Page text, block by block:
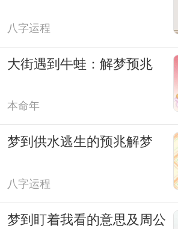
八字运程
大街遇到牛蛙：解梦预兆
本命年
梦到供水逃生的预兆解梦
八字运程
梦到盯着我看的意思及周公